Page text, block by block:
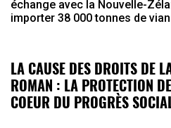
échange avec la Nouvelle-
importer 38 000 tonnes de
LA CAUSE DES DROITS DE
ROMAN : LA PROTECTION
COEUR DU PROGRÈS